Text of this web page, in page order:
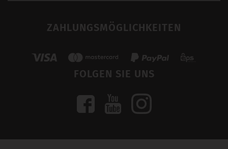
ZAHLUNGSMÖGLICHKEITEN
FOLGEN SIE UNS